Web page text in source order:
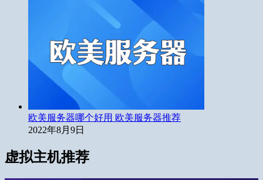
欧美服务器哪个好用 欧美服务器推荐
2022年8月9日
虚拟主机推荐